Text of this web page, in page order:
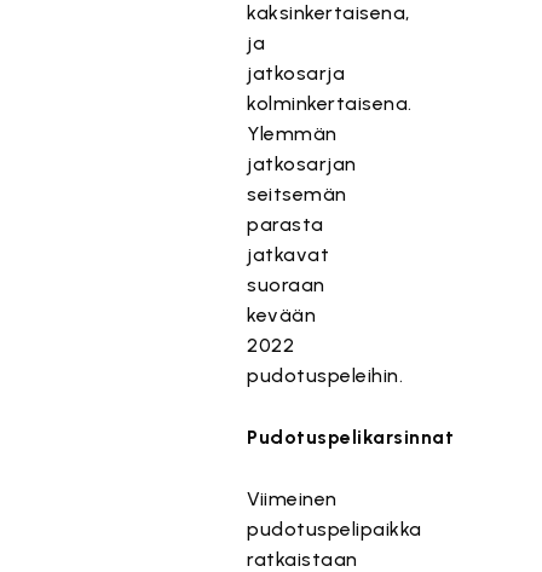
kaksinkertaisena,
ja
jatkosarja
kolminkertaisena.
Ylemmän
jatkosarjan
seitsemän
parasta
jatkavat
suoraan
kevään
2022
pudotuspeleihin.
Pudotuspelikarsinnat
Viimeinen
pudotuspelipaikka
ratkaistaan